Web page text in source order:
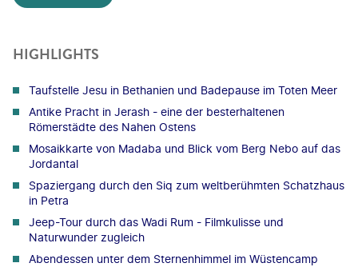
HIGHLIGHTS
Taufstelle Jesu in Bethanien und Badepause im Toten Meer
Antike Pracht in Jerash - eine der besterhaltenen
Römerstädte des Nahen Ostens
Mosaikkarte von Madaba und Blick vom Berg Nebo auf das
Jordantal
Spaziergang durch den Siq zum weltberühmten Schatzhaus
in Petra
Jeep-Tour durch das Wadi Rum - Filmkulisse und
Naturwunder zugleich
Abendessen unter dem Sternenhimmel im Wüstencamp